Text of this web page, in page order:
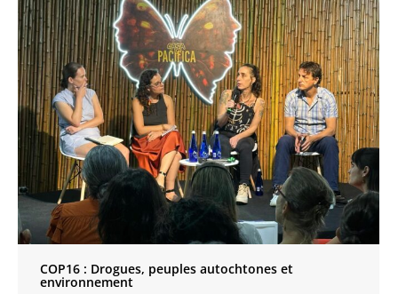
COP16 : Drogues, peuples autochtones et
environnement